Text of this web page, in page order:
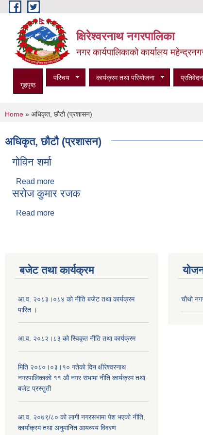
Skip to main content
क्षिरेश्वरनाथ नगरपालिका
नगर कार्यपालिकाको कार्यालय
गृहपृष्ठ
परिचय कार्यक्रम तथा परियोजना प्रतिवेदन
You are here
Home » अधिकृत, छाैटाै (प्रशासन)
अधिकृत, छाैटाै (प्रशासन)
गोविन शर्मा
Read more
सरोज कुमार रजक
Read more
बजेट तथा कार्यक्रम
आ.व. २०८३।०८४ को नीति बजेट तथा कार्यक्रम
पारित ।
आ.व. २०८२।८३ को स्विकृत नीति तथा कार्यक्रम
मिति २०८०।०३।१० गतेकाे दिन क्षीरेश्वरनाथ
नगरपालिकाकाे ११ ‍औ नगर सभामा नीति कार्यक्रम तथा
बजेट प्रस्तुती
आ.व. २०७९/८० को लागी नगरसभामा पेश भएको नीति,
कार्याक्रम तथा अनुमानित आयव्यय विवरण
चौथो